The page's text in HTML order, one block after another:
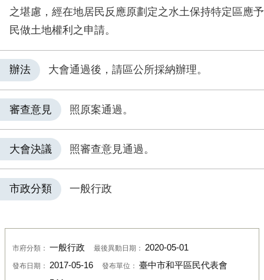
之堪慮，經在地居民反應原劃定之水土保持特定區應
民做土地權利之申請。
辦法 大會通過後，請區公所採納辦理。
審查意見 照原案通過。
大會決議 照審查意見通過。
市政分類 一般行政
市府分類： 一般行政 最後異動日期： 2020-05-01
發布日期： 2017-05-16 發布單位： 臺中市和平區民代表會